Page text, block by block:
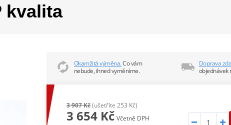
kvalita
Okamžitá výměna.Co vám
nebude, ihned vyměníme.
Doprava
objednávek
3 907 Kč(ušetříte 253 Kč)
3 654 Kč Včetně DPH